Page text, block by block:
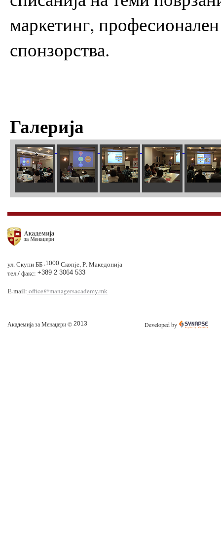
маркетинг,
спонзорства.
Галерија
ул. Скупи ББ ,1000 Скопје, Р. Македонија
тел./ факс: +389 2 3064 533
E-mail: office@managersacademy.mk
Академија за Менаџери © 2013 Developed by